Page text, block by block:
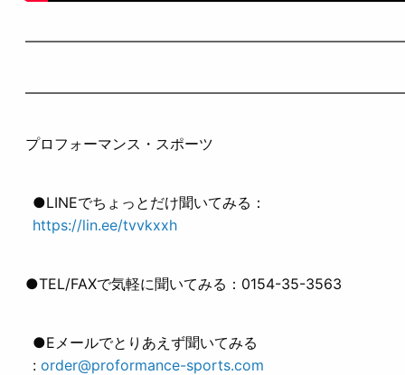
プロフォーマンス・スポーツ
●LINEでちょっとだけ聞いてみる：
https://lin.ee/tvvkxxh
●TEL/FAXで気軽に聞いてみる：0154-35-3563
●Eメールでとりあえず聞いてみる
: order@proformance-sports.com